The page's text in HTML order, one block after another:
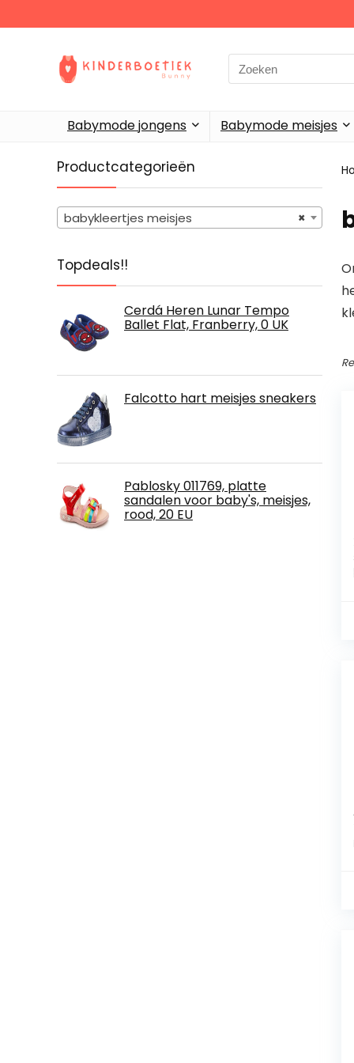
Search
for:
Babymode jongens Babymode meisjes
Productcategorieën
×
babykleertjes meisjes
Topdeals!!
Cerdá Heren Lunar Tempo
Ballet Flat, Franberry, 0 UK
Falcotto hart meisjes sneakers
Pablosky 011769, platte
sandalen voor baby's, meisjes,
rood, 20 EU